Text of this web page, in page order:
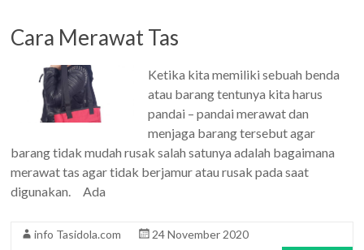
Cara Merawat Tas
Ketika kita memiliki sebuah benda
atau barang tentunya kita harus
pandai – pandai merawat dan
menjaga barang tersebut agar
barang tidak mudah rusak salah satunya adalah bagaimana
merawat tas agar tidak berjamur atau rusak pada saat
digunakan. Ada
info Tasidola.com
24 November 2020